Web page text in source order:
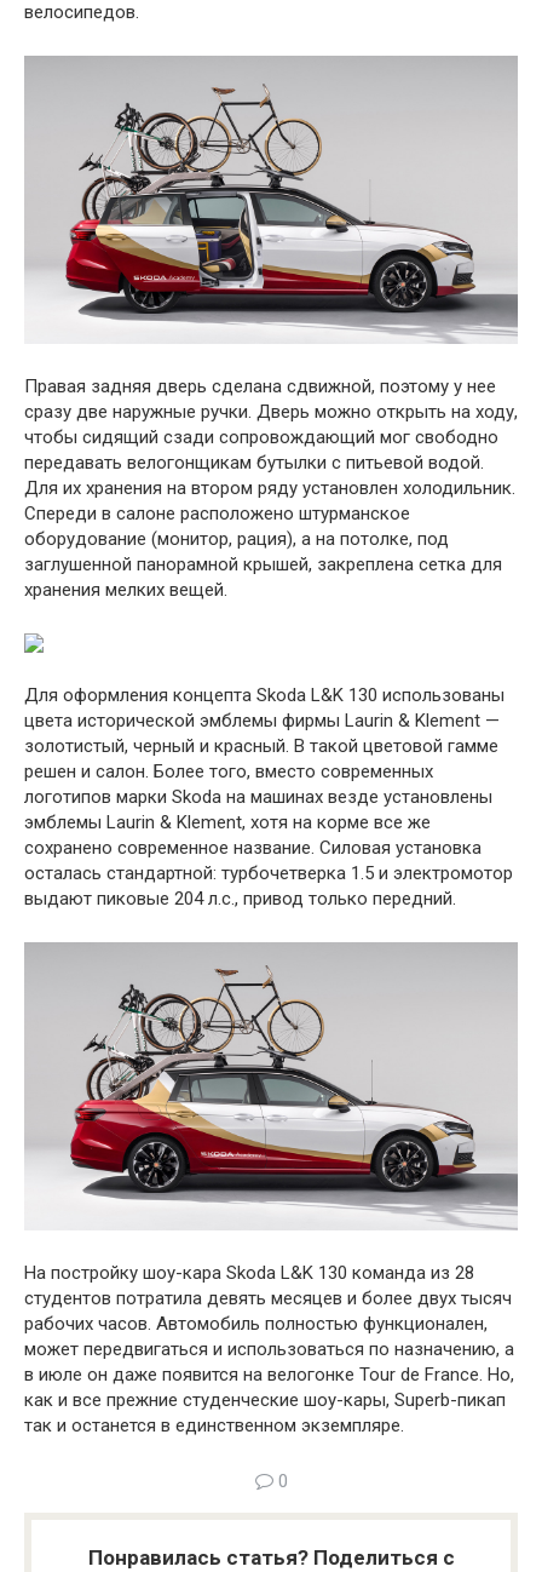
велосипедов.
Правая задняя дверь сделана сдвижной, поэтому у нее
сразу две наружные ручки. Дверь можно открыть на ходу,
чтобы сидящий сзади сопровождающий мог свободно
передавать велогонщикам бутылки с питьевой водой.
Для их хранения на втором ряду установлен холодильник.
Спереди в салоне расположено штурманское
оборудование (монитор, рация), а на потолке, под
заглушенной панорамной крышей, закреплена сетка для
хранения мелких вещей.
Для оформления концепта Skoda L&K 130 использованы
цвета исторической эмблемы фирмы Laurin & Klement —
золотистый, черный и красный. В такой цветовой гамме
решен и салон. Более того, вместо современных
логотипов марки Skoda на машинах везде установлены
эмблемы Laurin & Klement, хотя на корме все же
сохранено современное название. Силовая установка
осталась стандартной: турбочетверка 1.5 и электромотор
выдают пиковые 204 л.с., привод только передний.
На постройку шоу-кара Skoda L&K 130 команда из 28
студентов потратила девять месяцев и более двух тысяч
рабочих часов. Автомобиль полностью функционален,
может передвигаться и использоваться по назначению, а
в июле он даже появится на велогонке Tour de France. Но,
как и все прежние студенческие шоу-кары, Superb-пикап
так и останется в единственном экземпляре.
0
Понравилась статья? Поделиться с